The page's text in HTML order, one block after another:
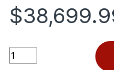
$
Quantity